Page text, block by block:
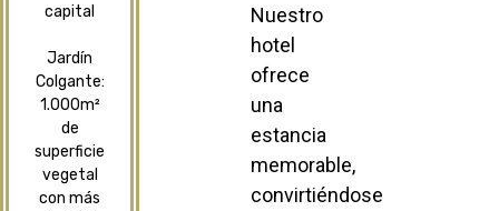
capital
Jardín
Colgante:
1.000m²
de
superficie
vegetal
con más
Nuestro
hotel
ofrece
una
estancia
memorable,
convirtiéndose